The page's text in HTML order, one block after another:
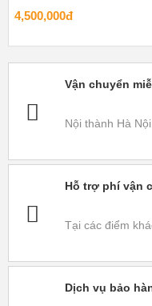
4,500,000đ
Vận chuyển
Nội thành Hà Nội
Hỗ trợ phí vận
Tại các điểm
Dịch vụ bảo